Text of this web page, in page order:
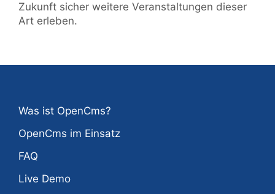
Zukunft sicher weitere Veranstaltungen dieser
Art erleben.
Was ist OpenCms?
OpenCms im Einsatz
FAQ
Live Demo